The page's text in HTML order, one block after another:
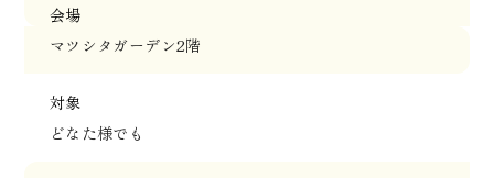
会場
マツシタガーデン2階
対象
どなた様でも